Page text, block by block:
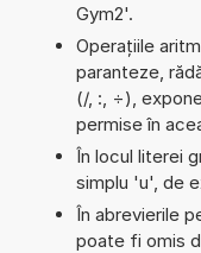
Gym2'.
Operațiile
paranteze,
(/, :, ÷),
permise în
În locul literei
simplu 'u', de
În abrevierile
poate fi omis